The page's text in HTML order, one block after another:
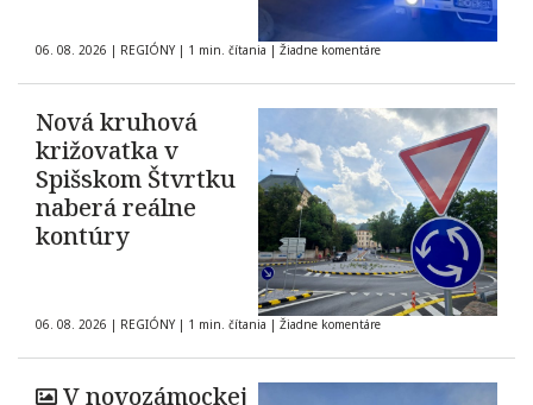
06. 08. 2026 | REGIÓNY | 1 min. čítania | Žiadne komentáre
Nová kruhová
križovatka v
Spišskom Štvrtku
naberá reálne
kontúry
06. 08. 2026 | REGIÓNY | 1 min. čítania | Žiadne komentáre
V novozámockej